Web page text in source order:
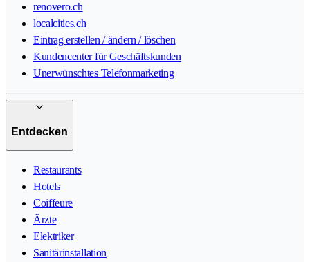
renovero.ch
localcities.ch
Eintrag erstellen / ändern / löschen
Kundencenter für Geschäftskunden
Unerwünschtes Telefonmarketing
Entdecken
Restaurants
Hotels
Coiffeure
Ärzte
Elektriker
Sanitärinstallation